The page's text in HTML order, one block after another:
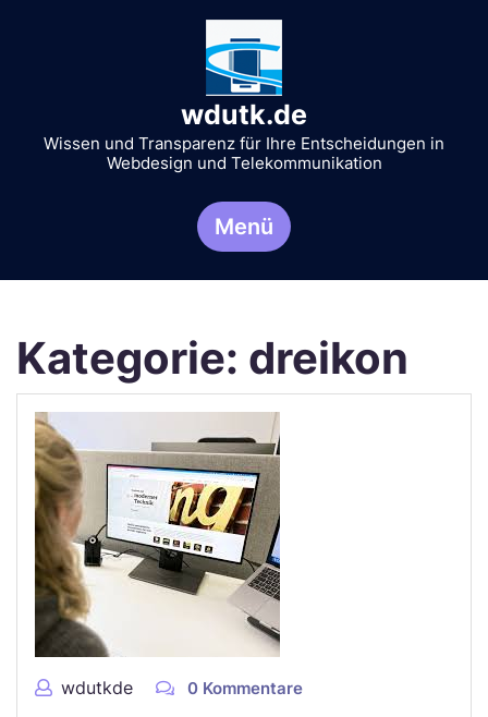
wdutk.de
Wissen und Transparenz für Ihre Entscheidungen in
Webdesign und Telekommunikation
Menü
Kategorie: dreikon
wdutkde 0 Kommentare